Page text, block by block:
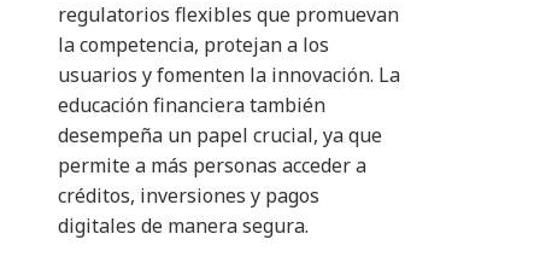
regulatorios flexibles que promuevan
la competencia, protejan a los
usuarios y fomenten la innovación. La
educación financiera también
desempeña un papel crucial, ya que
permite a más personas acceder a
créditos, inversiones y pagos
digitales de manera segura.